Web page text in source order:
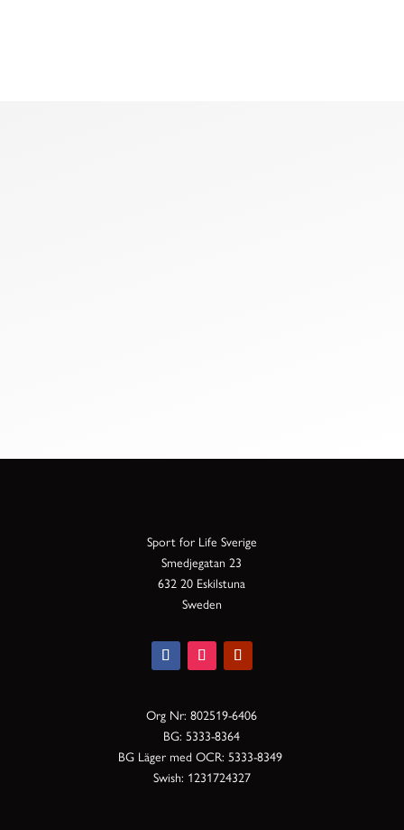
Sport for Life Sverige
Smedjegatan 23
632 20 Eskilstuna
Sweden
Org Nr: 802519-6406
BG: 5333-8364
BG Läger med OCR: 5333-8349
Swish: 1231724327